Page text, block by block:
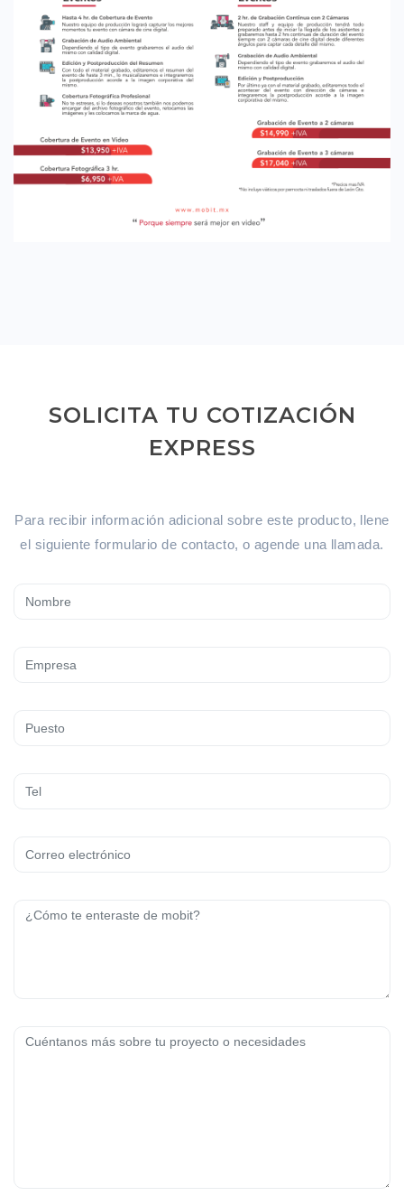
SOLICITA TU COTIZACIÓN
EXPRESS
Para recibir información adicional sobre este producto, llene
el siguiente formulario de contacto, o agende una llamada.